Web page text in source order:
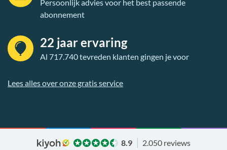
Persoonlijk advies voor het best passende
abonnement
22 jaar ervaring
Al 717.740 tevreden klanten gingen je voor
Lees alles over onze gratis service
8.9 2.050 reviews